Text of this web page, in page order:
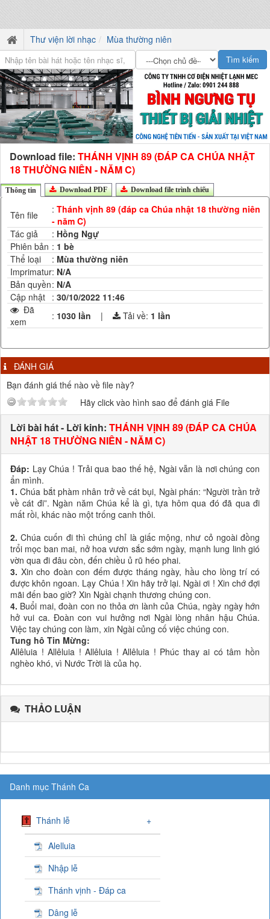
Thư viện lời nhạc Mùa thường niên
Download file: THÁNH VỊNH 89 (ĐÁP CA CHÚA NHẬT
18 THƯỜNG NIÊN - NĂM C)
Thông tin Download PDF Download file trình chiếu
Tên file : Thánh vịnh 89 (đáp ca Chúa nhật 18 thường niên
- năm C)
Tác giả
: Hồng Ngự
Phiên bản : 1 bè
Thể loại
: Mùa thường niên
Imprimatur: N/A
Bản quyền: N/A
Cập nhật : 30/10/2022 11:46
Đã
xem
: 1030 lần | Tải về: 1 lần
ĐÁNH GIÁ
Bạn đánh giá thế nào về file này?
Hãy click vào hình sao để đánh giá File
Lời bài hát - Lời kinh: THÁNH VỊNH 89 (ĐÁP CA CHÚA
NHẬT 18 THƯỜNG NIÊN - NĂM C)
Đáp: Lạy Chúa ! Trải qua bao thế hệ, Ngài vẫn là nơi chúng con
ẩn mình.
1.Chúa bắt phàm nhân trở về cát bụi, Ngài phán: “Người trần trở
về cát đi”. Ngàn năm Chúa kể là gì, tựa hôm qua đó đã qua đi
mất rồi, khác nào một trống canh thôi.
2.Chúa cuốn đi thì chúng chỉ là giấc mộng, như cỏ ngoài đồng
trổi mọc ban mai, nở hoa vươn sắc sớm ngày, mạnh lung linh gió
vờn qua đi đâu còn, đến chiều ủ rũ héo phai.
3. Xin cho đoàn con đếm được tháng ngày, hầu cho lòng trí có
được khôn ngoan. Lạy Chúa ! Xin hãy trở lại. Ngài ơi ! Xin chớ đợi
mãi đến bao giờ? Xin Ngài chạnh thương chúng con.
4. Buổi mai, đoàn con no thỏa ơn lành của Chúa, ngày ngày hớn
hở vui ca. Đoàn con vui hưởng nơi Ngài lòng nhân hậu Chúa.
Việc tay chúng con làm, xin Ngài củng cố việc chúng con.
Tung hô Tin Mừng:
Allêluia ! Allêluia ! Allêluia ! Allêluia ! Phúc thay ai có tâm hồn
nghèo khó, vì Nước Trời là của họ.
THẢO LUẬN
Danh mục Thánh Ca
Thánh lễ +
Alelluia
Nhập lễ
Thánh vịnh - Đáp ca
Dâng lễ